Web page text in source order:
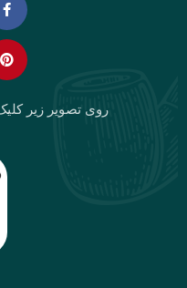
f
روی تصویر زیر